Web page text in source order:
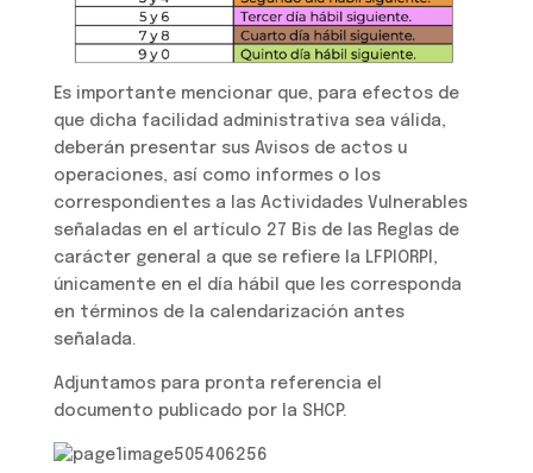
Es importante mencionar que, para efectos de
que dicha facilidad administrativa sea válida,
deberán presentar sus Avisos de actos u
operaciones, así como informes o los
correspondientes a las Actividades Vulnerables
señaladas en el artículo 27 Bis de las Reglas de
carácter general a que se refiere la LFPIORPI,
únicamente en el día hábil que les corresponda
en términos de la calendarización antes
señalada.
Adjuntamos para pronta referencia el
documento publicado por la SHCP.